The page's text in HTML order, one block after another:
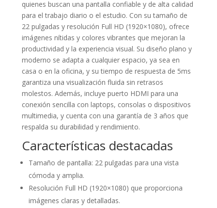
quienes buscan una pantalla confiable y de alta calidad
para el trabajo diario o el estudio. Con su tamaño de
22 pulgadas y resolución Full HD (1920×1080), ofrece
imágenes nítidas y colores vibrantes que mejoran la
productividad y la experiencia visual. Su diseño plano y
moderno se adapta a cualquier espacio, ya sea en
casa o en la oficina, y su tiempo de respuesta de 5ms
garantiza una visualización fluida sin retrasos
molestos. Además, incluye puerto HDMI para una
conexión sencilla con laptops, consolas o dispositivos
multimedia, y cuenta con una garantía de 3 años que
respalda su durabilidad y rendimiento.
Características destacadas
Tamaño de pantalla: 22 pulgadas para una vista
cómoda y amplia.
Resolución Full HD (1920×1080) que proporciona
imágenes claras y detalladas.